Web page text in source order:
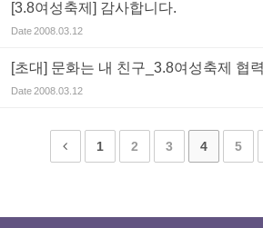
[3.8여성축제] 감사합니다.
Date2008.03.12
[초대] 문화는 내 친구_3.8여성축제 협
Date2008.03.12
1 2 3 4 5